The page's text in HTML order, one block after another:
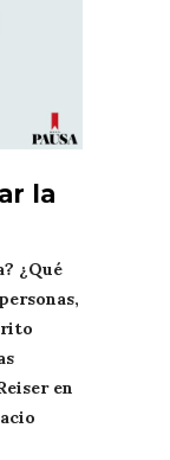
la
¿Qué
rito
en